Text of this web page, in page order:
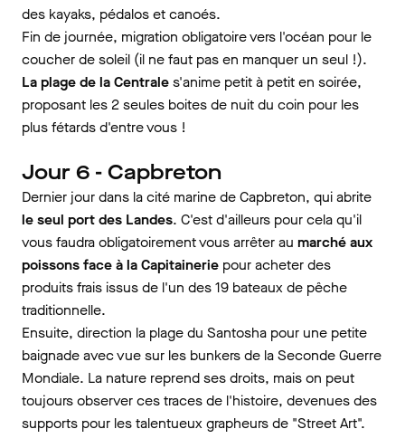
des kayaks, pédalos et canoés.
Fin de journée, migration obligatoire vers l'océan pour le
coucher de soleil (il ne faut pas en manquer un seul !).
La plage de la Centrales'anime petit à petit en soirée,
proposant les 2 seules boites de nuit du coin pour les
plus fétards d'entre vous !
Jour 6 - Capbreton
Dernier jour dans la cité marine de Capbreton, qui abrite
le seul port des Landes. C'est d'ailleurs pour cela qu'il
vous faudra obligatoirement vous arrêter au marché aux
poissonsface à la Capitainerie pour acheter des
produits frais issus de l'un des 19 bateaux de pêche
traditionnelle.
Ensuite, direction la plage du Santosha pour une petite
baignade avec vue sur les bunkers de la Seconde Guerre
Mondiale. La nature reprend ses droits, mais on peut
toujours observer ces traces de l'histoire, devenues des
supports pour les talentueux grapheurs de "Street Art".